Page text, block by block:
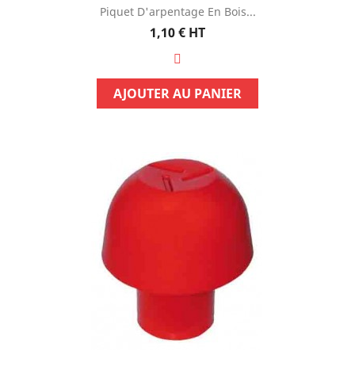
Piquet D'arpentage En Bois...
Prix
1,10 € HT
AJOUTER AU PANIER